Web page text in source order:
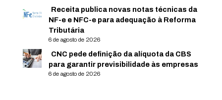
Receita publica novas notas técnicas da
NF-e e NFC-e para adequação à Reforma
Tributária
6 de agosto de 2026
CNC pede definição da alíquota da CBS
para garantir previsibilidade às empresas
6 de agosto de 2026